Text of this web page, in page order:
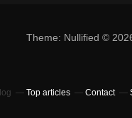
Theme: Nullified ©
Top articles Contact